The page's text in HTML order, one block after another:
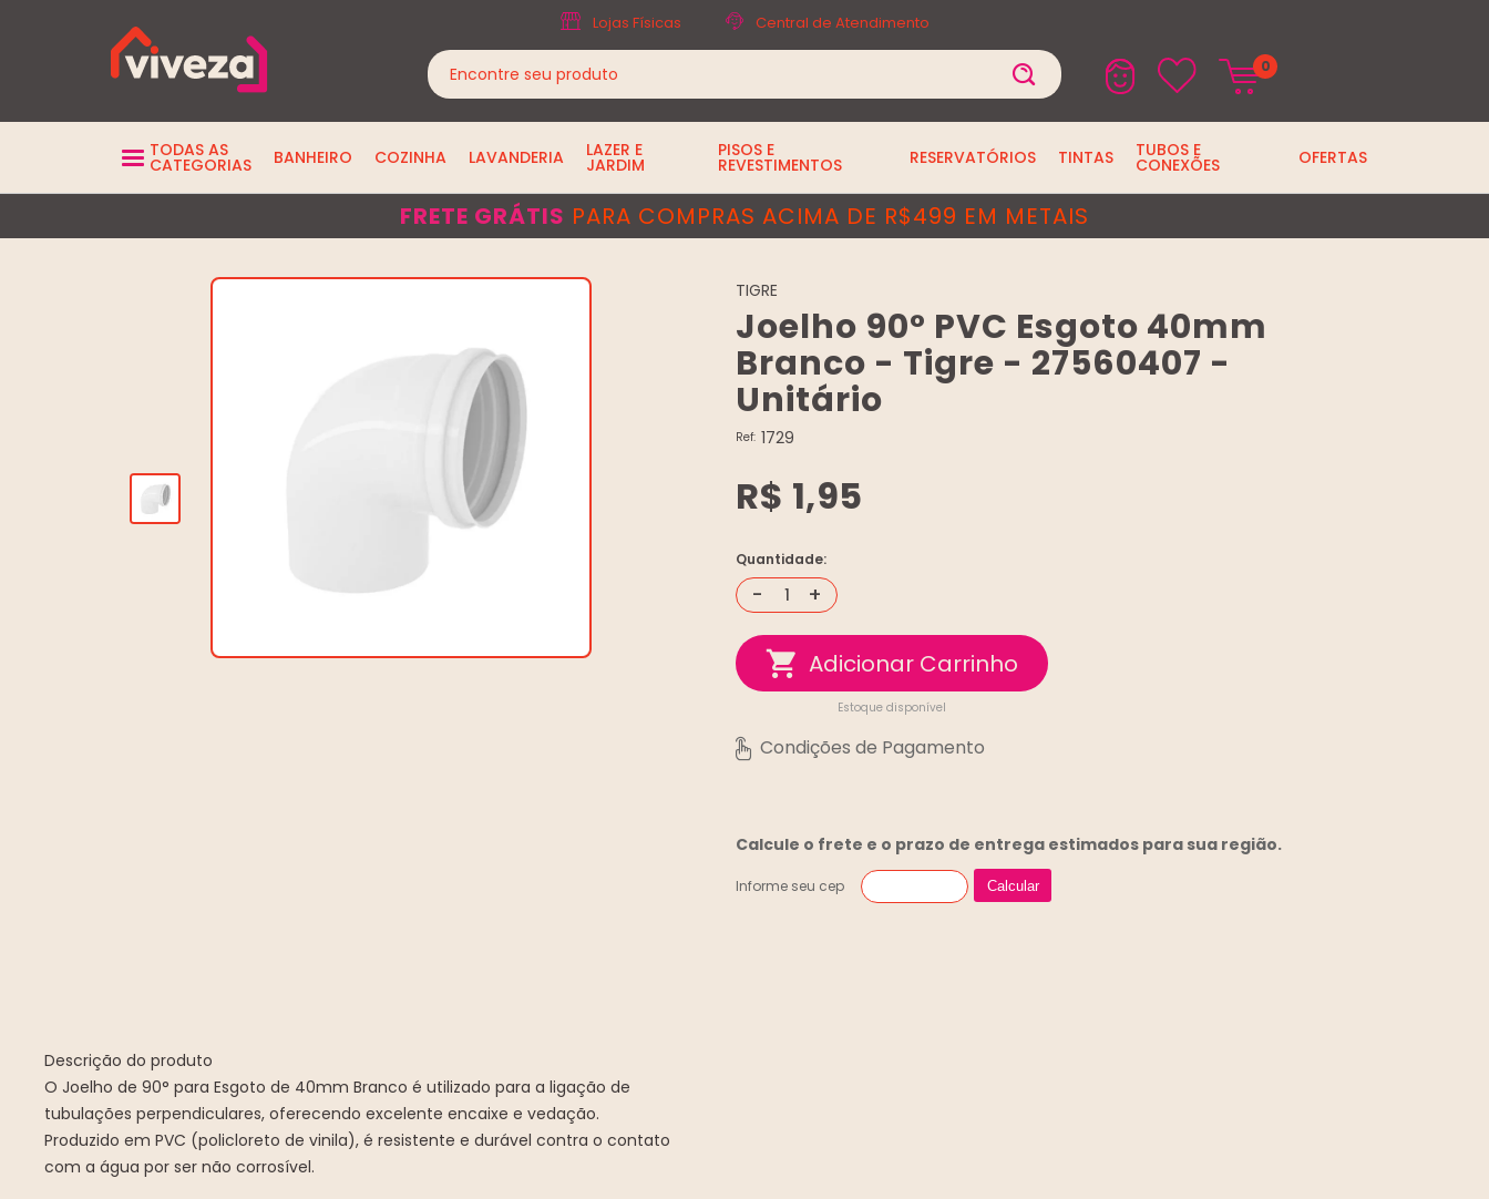
Lojas Físicas Central de Atendimento
0
TODAS AS
CATEGORIAS BANHEIRO COZINHA LAVANDERIA LAZER E
JARDIM
PISOS E
REVESTIMENTOS RESERVATÓRIOS TINTAS TUBOS E
CONEXÕES OFERTAS
FRETE GRÁTIS PARA COMPRAS ACIMA DE R$499 EM METAIS
TIGRE
Joelho 90° PVC Esgoto 40mm
Branco - Tigre - 27560407 -
Unitário
Ref: 1729
R$ 1,95
Quantidade:
- +
Estoque disponível
Calcule o frete e o prazo de entrega estimados para sua região.
Informe seu cep Calcular
Descrição do produto
O Joelho de 90° para Esgoto de 40mm Branco é utilizado para a ligação de
tubulações perpendiculares, oferecendo excelente encaixe e vedação.
Produzido em PVC (policloreto de vinila), é resistente e durável contra o contato
com a água por ser não corrosível.